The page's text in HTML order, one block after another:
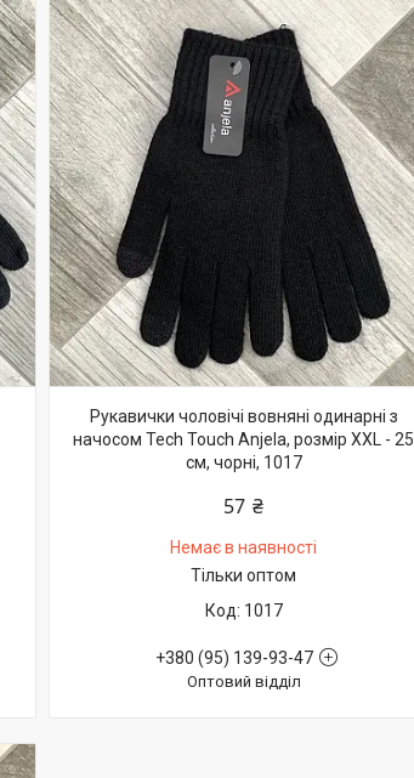
Рукавички чоловічі вовняні одинарні з
начосом Tech Touch Anjela, розмір XXL - 25
см, чорні, 1017
57 ₴
Немає в наявності
Тільки оптом
1017
+380 (95) 139-93-47
Оптовий відділ